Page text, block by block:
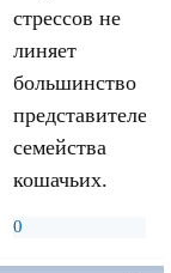
стрессов не
линяет
большинство
представителей
семейства
кошачьих.
0